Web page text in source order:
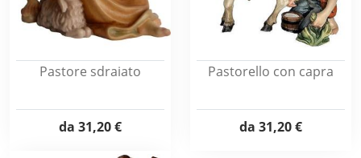
Pastore sdraiato
da 31,20 €
Pastorello con capra
da 31,20 €